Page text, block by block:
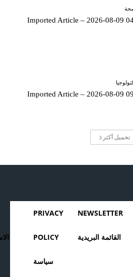
Imported Article – 2026-08-09
Imported Article – 2026-08-09
تحميل أكثر
NEWSLETTER
القائمة البريدية
PRIVACY
POLICY
سياسة